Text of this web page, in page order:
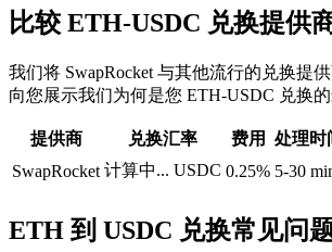
比较 ETH-USDC 兑换提供
我们将 SwapRocket 与其他流行的兑换提
向您展示我们为何是您 ETH-USDC 兑换的
提供商 兑换汇率 费用 处理时
SwapRocket 计算中... USDC 0.25% 5-30
ETH 到 USDC 兑换常见问